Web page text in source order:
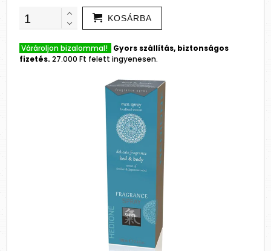
KOSÁRBA
Várároljon bizalommal! Gyors szállítás, biztonságos
fizetés. 27.000 Ft felett ingyenesen.